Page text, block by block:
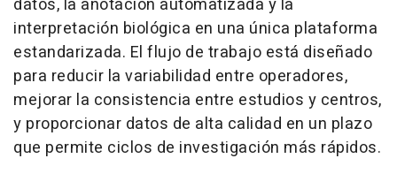
datos, la anotación automatizada y la
interpretación biológica en una única plataforma
estandarizada. El flujo de trabajo está diseñado
para reducir la variabilidad entre operadores,
mejorar la consistencia entre estudios y centros,
y proporcionar datos de alta calidad en un plazo
que permite ciclos de investigación más rápidos.